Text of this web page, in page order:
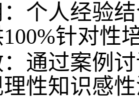
个人经验
针对性
通过案例
性知识感